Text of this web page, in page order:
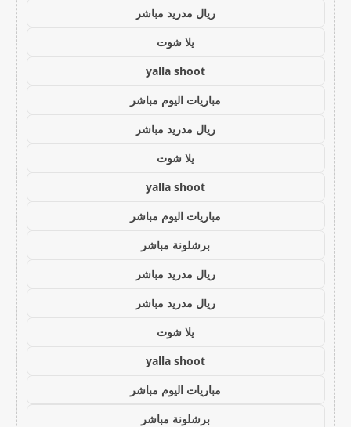
ريال مدريد مباشر
يلا شوت
yalla shoot
مباريات اليوم مباشر
ريال مدريد مباشر
يلا شوت
yalla shoot
مباريات اليوم مباشر
برشلونة مباشر
ريال مدريد مباشر
ريال مدريد مباشر
يلا شوت
yalla shoot
مباريات اليوم مباشر
برشلونة مباشر